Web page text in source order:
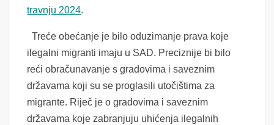
travnju 2024.
Treće obećanje je bilo oduzimanje prava koje
ilegalni migranti imaju u SAD. Preciznije bi bilo
reći obračunavanje s gradovima i saveznim
državama koji su se proglasili utočištima za
migrante. Riječ je o gradovima i saveznim
državama koje zabranjuju uhićenja ilegalnih